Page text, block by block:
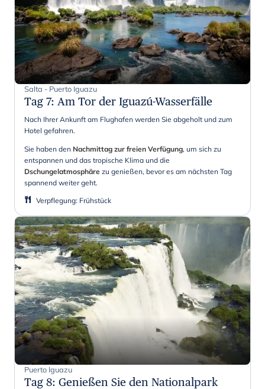
Salta - Puerto Iguazu
Tag 7: Am Tor der Iguazú-Wasserfälle
Nach Ihrer Ankunft am Flughafen werden Sie abgeholt und zum
Hotel gefahren.
Sie haben den Nachmittag zur freien Verfügung, um sich zu
entspannen und das tropische Klima und die
Dschungelatmosphäre zu genießen, bevor es am nächsten Tag
spannend weiter geht.
Verpflegung: Frühstück
Puerto Iguazu
Tag 8: Genießen Sie den Nationalpark